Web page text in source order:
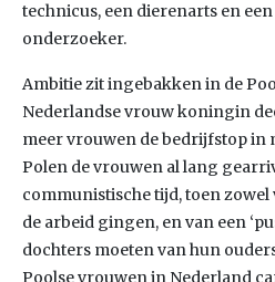
technicus, een dierenarts en
onderzoeker.
Ambitie zit ingebakken in de
Nederlandse vrouw koningin
meer vrouwen de bedrijfstop in
Polen de vrouwen al lang
communistische tijd, toen
de arbeid gingen, en van een
dochters moeten van hun
Poolse vrouwen in Nederland